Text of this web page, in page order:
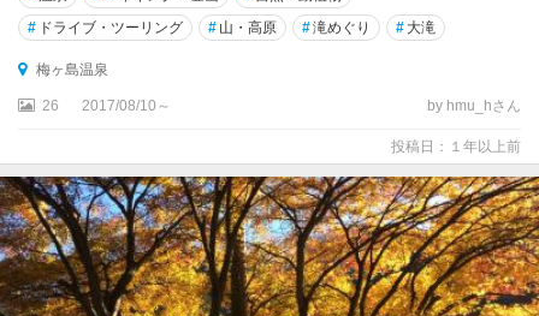
# ドライブ・ツーリング # 山・高原 #滝めぐり # 大滝
梅ヶ島温泉
26 2017/08/10～ by hmu_hさん
投稿日：１年以上前